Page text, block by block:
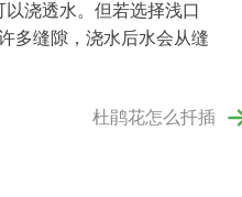
浇透水。但若选择浅口
多缝隙，浇水后水会从缝
杜鹃花怎么扦插